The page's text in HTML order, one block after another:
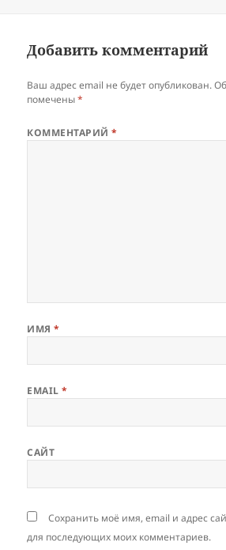
Добавить комментарий
Ваш адрес email не будет опубликован.
помечены*
КОММЕНТАРИЙ*
ИМЯ*
EMAIL*
САЙТ
Сохранить моё имя, email и адрес
для последующих моих комментариев.